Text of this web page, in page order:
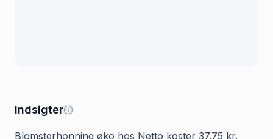
Indsigter
Blomsterhonning øko hos Netto koster 37.75 kr.